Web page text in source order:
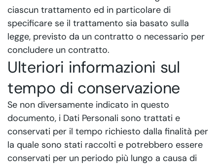
ciascun trattamento ed in particolare di
specificare se il trattamento sia basato sulla
legge, previsto da un contratto o necessario per
concludere un contratto.
Ulteriori informazioni sul
tempo di conservazione
Se non diversamente indicato in questo
documento, i Dati Personali sono trattati e
conservati per il tempo richiesto dalla finalità per
la quale sono stati raccolti e potrebbero essere
conservati per un periodo più lungo a causa di